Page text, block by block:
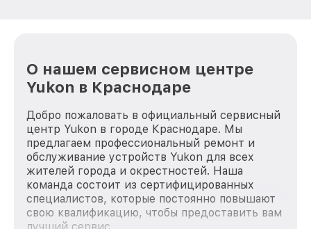
О нашем сервисном центре
Yukon в Краснодаре
Добро пожаловать в официальный сервисный
центр Yukon в городе Краснодаре. Мы
предлагаем профессиональный ремонт и
обслуживание устройств Yukon для всех
жителей города и окрестностей. Наша
команда состоит из сертифицированных
специалистов, которые постоянно повышают
свою квалификацию, чтобы предоставить вам